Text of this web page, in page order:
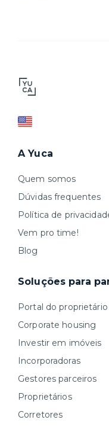
A Yuca
Quem somos
Dúvidas frequentes
Política de
Vem pro time!
Blog
Soluções para
Portal do
Corporate housing
Investir em imóveis
Incorporadoras
Gestores parceiros
Proprietários
Corretores